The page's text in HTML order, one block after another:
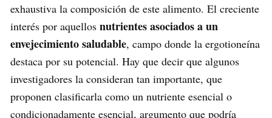
exhaustiva la composición de este alimento. El creciente
interés por aquellos nutrientes asociados a un
envejecimiento saludable, campo donde la ergotioneína
destaca por su potencial. Hay que decir que algunos
investigadores la consideran tan importante, que
proponen clasificarla como un nutriente esencial o
condicionadamente esencial, argumento que podría